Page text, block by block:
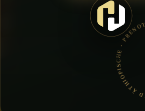
TOSKANA BISTRO